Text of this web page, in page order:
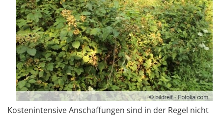
Kostenintensive Anschaffungen sind in der Regel nicht